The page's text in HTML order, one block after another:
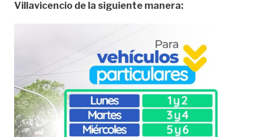
Villavicencio de la siguiente manera: